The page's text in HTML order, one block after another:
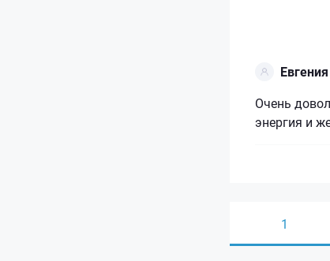
Евгения
Очень
энергия и
1